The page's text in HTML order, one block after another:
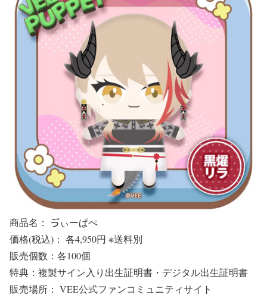
商品名： ゔぃーぱぺ
価格(税込)： 各4,950円 ※送料別
販売個数：各100個
特典：複製サイン入り出生証明書・デジタル出生証明書
販売場所： VEE公式ファンコミュニティサイト